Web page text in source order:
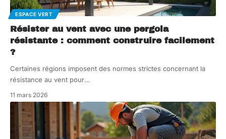
ESPACE VERT
Résister au vent avec une pergola
résistante : comment construire facilement
?
Certaines régions imposent des normes strictes concernant la
résistance au vent pour…
11 mars 2026